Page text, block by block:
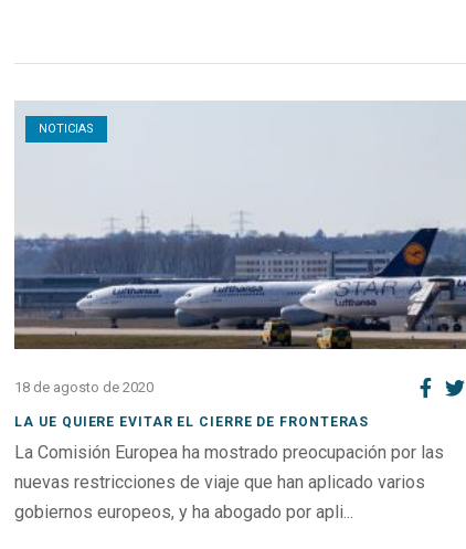
NOTICIAS
Open post
18 de agosto de 2020
LA UE QUIERE EVITAR EL CIERRE DE FRONTERAS
La Comisión Europea ha mostrado preocupación por las
nuevas restricciones de viaje que han aplicado varios
gobiernos europeos, y ha abogado por apli...